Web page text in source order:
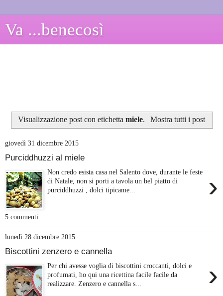
Va ...benecosì
Visualizzazione post con etichettamiele. Mostra tutti i post
giovedì 31 dicembre 2015
Purciddhuzzi al miele
›
Non credo esista casa nel Salento dove, durante le feste
di Natale, non si porti a tavola un bel piatto di
purciddhuzzi , dolci tipicame...
5 commenti :
lunedì 28 dicembre 2015
Biscottini zenzero e cannella
›
Per chi avesse voglia di biscottini croccanti, dolci e
profumati, ho qui una ricettina facile facile da
realizzare. Zenzero e cannella s...